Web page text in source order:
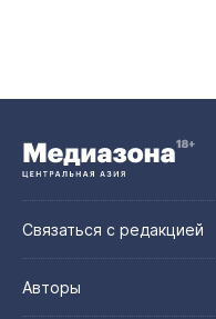
Связаться с редакцией
Авторы